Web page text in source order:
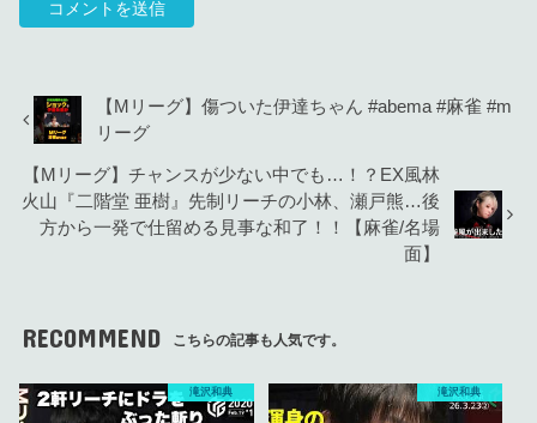
【Mリーグ】傷ついた伊達ちゃん #abema #麻雀 #m
リーグ
【Mリーグ】チャンスが少ない中でも…！？EX風林
火山『二階堂 亜樹』先制リーチの小林、瀬戸熊…後
方から一発で仕留める見事な和了！！【麻雀/名場
面】
RECOMMEND こちらの記事も人気です。
滝沢和典 滝沢和典